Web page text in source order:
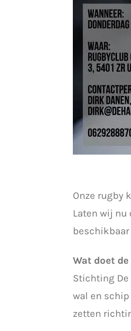
Onze rugby
Laten wij nu
beschikbaar
Wat doet
Stichting De
wal en
zetten